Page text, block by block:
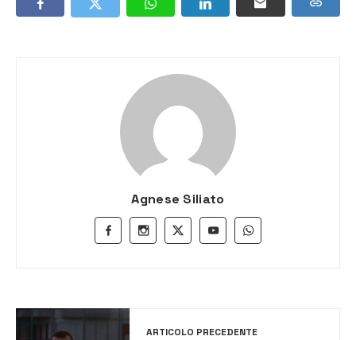
Agnese Siliato
ARTICOLO PRECEDENTE